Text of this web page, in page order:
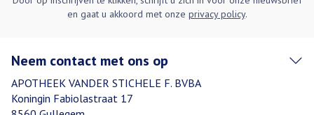
en gaat u akkoord met onze privacy policy.
Neem contact met ons op
APOTHEEK VANDER STICHELE F. BVBA
Koningin Fabiolastraat 17